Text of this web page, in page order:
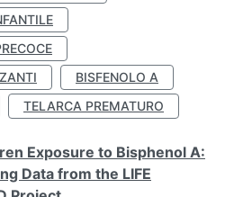
BISFENOLO A
TELARCA PREMATURO
Exposure to Bisphenol A:
Data from the LIFE